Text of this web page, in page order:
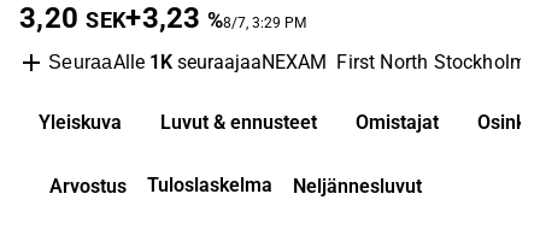
3,20 SEK+3,23 %8/7, 3:29 PM
SeuraaAlle 1KseuraajaaNEXAM First North Stockholm
Yleiskuva Luvut & ennusteet Omistajat Osinko
Arvostus Tuloslaskelma Neljännesluvut